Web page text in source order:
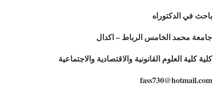
باحث في الدكتوراه
جامعة محمد الخامس الرباط – اكدال
كلية كلية العلوم القانونية والاقتصادية والاجتماعية
fass730@hotmail.com